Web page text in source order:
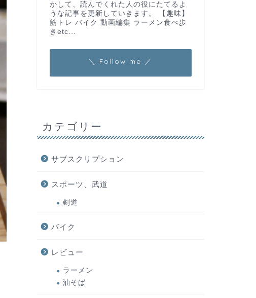
かして、読んでくれた人の役にたてるよ
うな記事を更新していきます。 【趣味】
筋トレ バイク 動画編集 ラーメン食べ歩
きetc...
＼ Follow me ／
カテゴリー
サブスクリプション
スポーツ、武道
剣道
バイク
レビュー
ラーメン
油そば